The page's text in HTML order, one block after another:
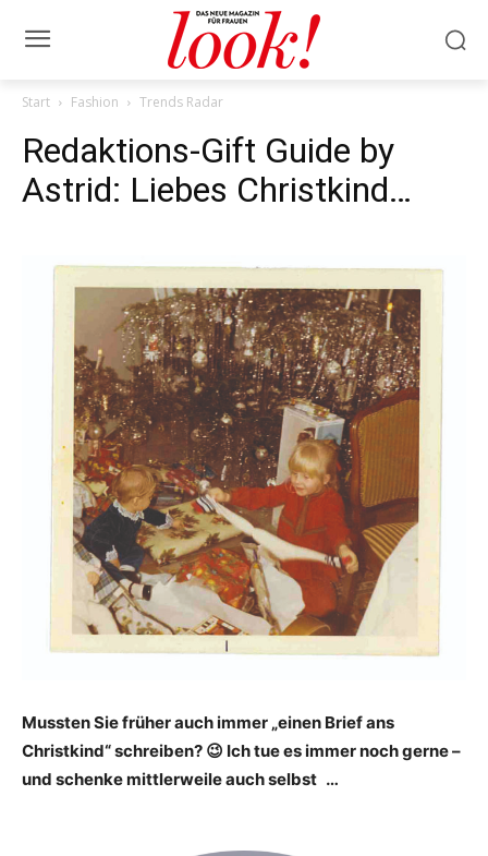
Start Fashion Trends Radar
Redaktions-Gift Guide by
Astrid: Liebes Christkind…
Mussten Sie früher auch immer „einen Brief ans
Christkind“ schreiben? 😉 Ich tue es immer noch gerne –
und schenke mittlerweile auch selbst …